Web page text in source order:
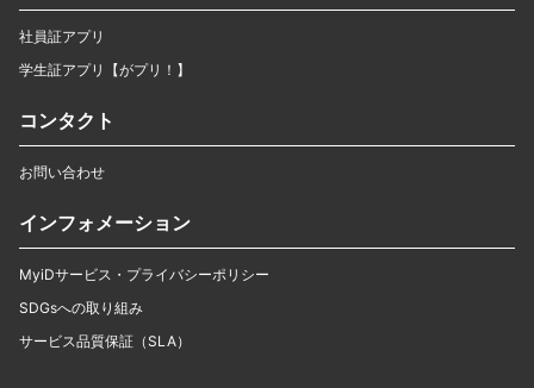
社員証アプリ
学生証アプリ【がプリ！】
コンタクト
お問い合わせ
インフォメーション
MyiDサービス・プライバシーポリシー
SDGsへの取り組み
サービス品質保証（SLA）